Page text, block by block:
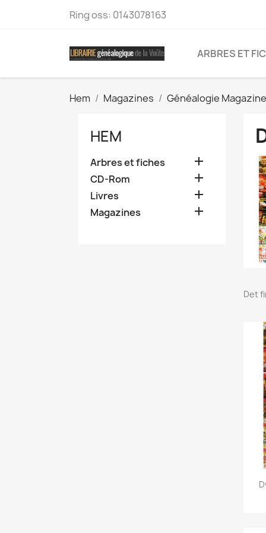
Ring oss: 0143078163
ARBRES ET
Hem Magazines Généalogie Magazine
HEM
Arbres et fiches 
CD-Rom 
Livres 
Magazines 
Det